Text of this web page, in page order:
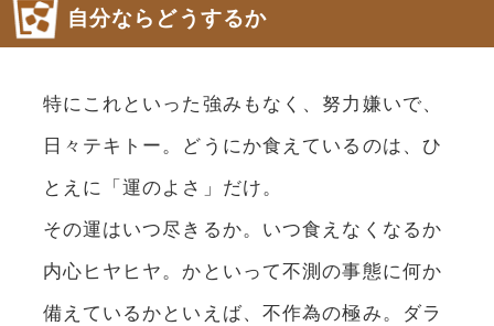
自分ならどうするか
特にこれといった強みもなく、努力嫌いで、
日々テキトー。どうにか食えているのは、ひ
とえに「運のよさ」だけ。
その運はいつ尽きるか。いつ食えなくなるか
内心ヒヤヒヤ。かといって不測の事態に何か
備えているかといえば、不作為の極み。ダラ